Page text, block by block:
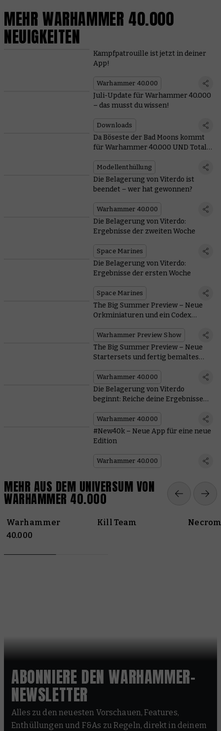
MEHR WARHAMMER 40.000
NEUIGKEITEN
Kampfpatrouille ist jetzt in deiner
App!
Warhammer 40.000
Juli-Update für Warhammer 40.000
– das musst du wissen!
Downloads
Da Böseste der Bad Moons kommt
für Warhammer 40.000 UND Total
Modellenthüllung
Die Belagerung von Viterdo ist
beendet – wer hat gewonnen?
Warhammer 40.000
Die Belagerung von Viterdo:
Ergebnisse der zweiten Woche
Space Marines
Die Belagerung von Viterdo:
Ergebnisse der ersten Woche
Space Marines
The Big Summer Preview – Neue
Orkminiaturen und ein Codex
Warhammer Preview Show
The Big Summer Preview – Neue
Startersets und fertig bemaltes
Warhammer 40.000
Die Belagerung von Viterdo
beginnt: Reiche deine Ergebnisse
Warhammer 40.000
#New40k – Neue App für eine neue
Edition
Warhammer 40.000
MEHR AUS DEM UNIVERSUM VON
WARHAMMER 40.000
Warhammer
40.000
Kill Team
ABONNIERE DEN WARHAMMER-
NEWSLETTER
Alles zu den neuesten Vorschauen, Features,
Enthüllungen und F&As zu Regeln, direkt in deinem